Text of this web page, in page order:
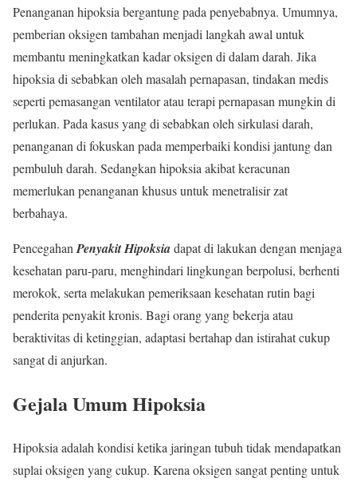
Penanganan hipoksia bergantung pada penyebabnya. Umumnya,
pemberian oksigen tambahan menjadi langkah awal untuk
membantu meningkatkan kadar oksigen di dalam darah. Jika
hipoksia di sebabkan oleh masalah pernapasan, tindakan medis
seperti pemasangan ventilator atau terapi pernapasan mungkin di
perlukan. Pada kasus yang di sebabkan oleh sirkulasi darah,
penanganan di fokuskan pada memperbaiki kondisi jantung dan
pembuluh darah. Sedangkan hipoksia akibat keracunan
memerlukan penanganan khusus untuk menetralisir zat
berbahaya.
Pencegahan Penyakit Hipoksiadapat di lakukan dengan menjaga
kesehatan paru-paru, menghindari lingkungan berpolusi, berhenti
merokok, serta melakukan pemeriksaan kesehatan rutin bagi
penderita penyakit kronis. Bagi orang yang bekerja atau
beraktivitas di ketinggian, adaptasi bertahap dan istirahat cukup
sangat di anjurkan.
Gejala Umum Hipoksia
Hipoksia adalah kondisi ketika jaringan tubuh tidak mendapatkan
suplai oksigen yang cukup. Karena oksigen sangat penting untuk